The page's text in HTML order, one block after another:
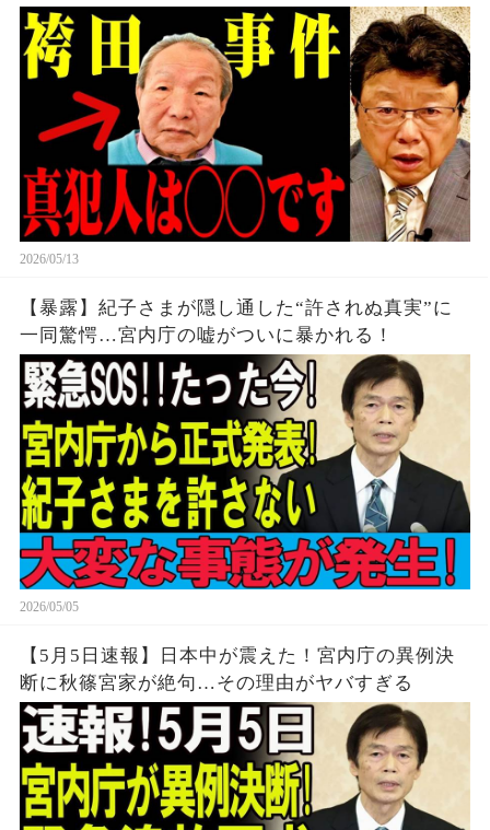
【立花孝志】
2026/05/13
【暴露】紀子さまが隠し通した“許されぬ真実”に
一同驚愕…宮内庁の嘘がついに暴かれる！
2026/05/05
【5月5日速報】日本中が震えた！宮内庁の異例決
断に秋篠宮家が絶句…その理由がヤバすぎる